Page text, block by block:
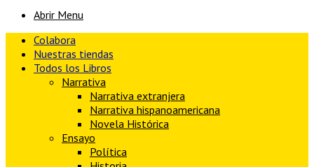
Abrir Menu
Colabora
Nuestras tiendas
Todos los Libros
Narrativa
Narrativa extranjera
Narrativa hispanoamericana
Novela Histórica
Ensayo
Política